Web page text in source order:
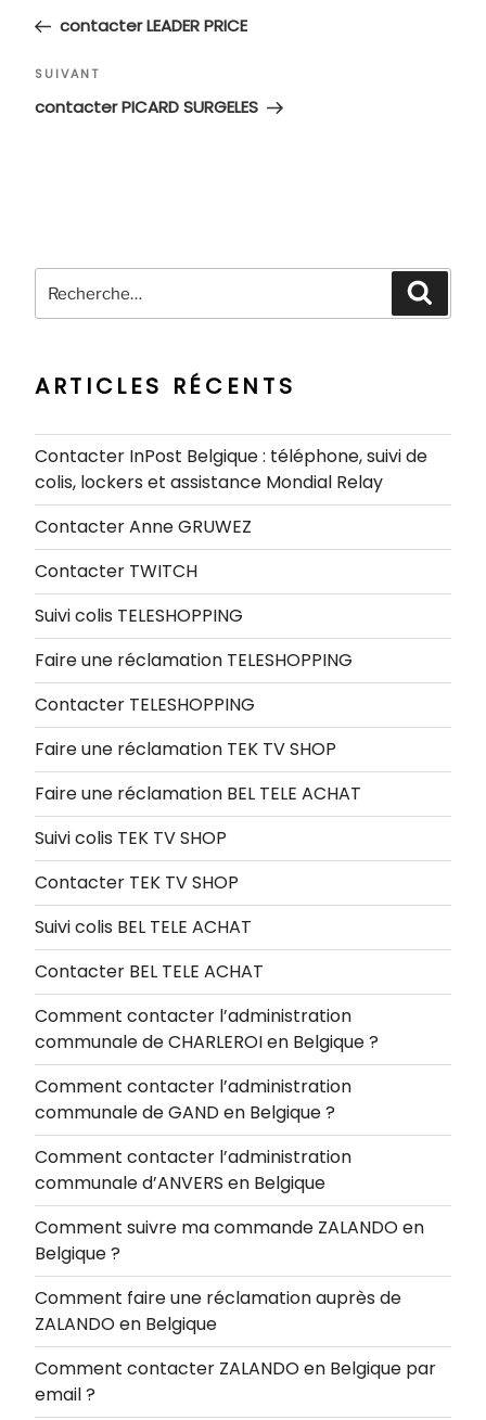
l’article
précédent
contacter LEADER PRICE
Article
suivant
SUIVANT
contacter PICARD SURGELES
pour
ARTICLES RÉCENTS
Contacter InPost Belgique : téléphone, suivi de
colis, lockers et assistance Mondial Relay
Contacter Anne GRUWEZ
Contacter TWITCH
Suivi colis TELESHOPPING
Faire une réclamation TELESHOPPING
Contacter TELESHOPPING
Faire une réclamation TEK TV SHOP
Faire une réclamation BEL TELE ACHAT
Suivi colis TEK TV SHOP
Contacter TEK TV SHOP
Suivi colis BEL TELE ACHAT
Contacter BEL TELE ACHAT
Comment contacter l’administration
communale de CHARLEROI en Belgique ?
Comment contacter l’administration
communale de GAND en Belgique ?
Comment contacter l’administration
communale d’ANVERS en Belgique
Comment suivre ma commande ZALANDO en
Belgique ?
Comment faire une réclamation auprès de
ZALANDO en Belgique
Comment contacter ZALANDO en Belgique par
email ?